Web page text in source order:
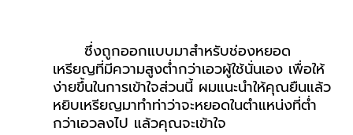
ซึ่งถูกออกแบบมาสำหรับช่องหยอด
เหรียญที่มีความสูงต่ำกว่าเอวผู้ใช้นั่นเอง เพื่อให้
ง่ายขึ้นในการเข้าใจส่วนนี้ ผมแนะนำให้คุณยืนแล้ว
หยิบเหรียญมาทำท่าว่าจะหยอดในตำแหน่งที่ต่ำ
กว่าเอวลงไป แล้วคุณจะเข้าใจ